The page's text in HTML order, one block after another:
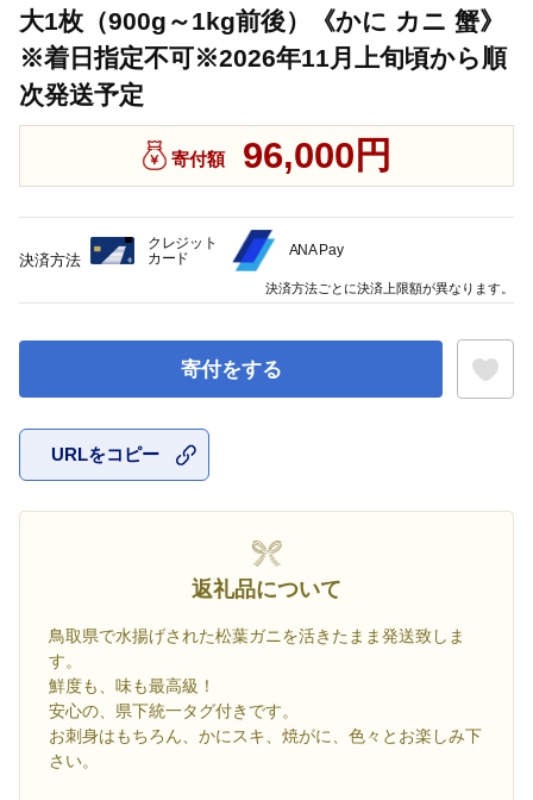
大1枚（900g～1kg前後）《かに カニ 蟹》
※着日指定不可※2026年11月上旬頃から順
次発送予定
寄付額 96,000円
寄付をする
URLをコピー
返礼品について
鳥取県で水揚げされた松葉ガニを活きたまま発送致しま
す。
鮮度も、味も最高級！
安心の、県下統一タグ付きです。
お刺身はもちろん、かにスキ、焼がに、色々とお楽しみ下
さい。
決済方法
クレジット
カード
ANA Pay
決済方法ごとに決済上限額が異なります。